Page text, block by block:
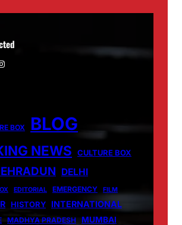
BOX BLOG
NEWS CULTURE BOX
DELHI
EDITORIAL EMERGENCY FILM
HISTORY INTERNATIONAL
MADHYA PRADESH MUMBAI